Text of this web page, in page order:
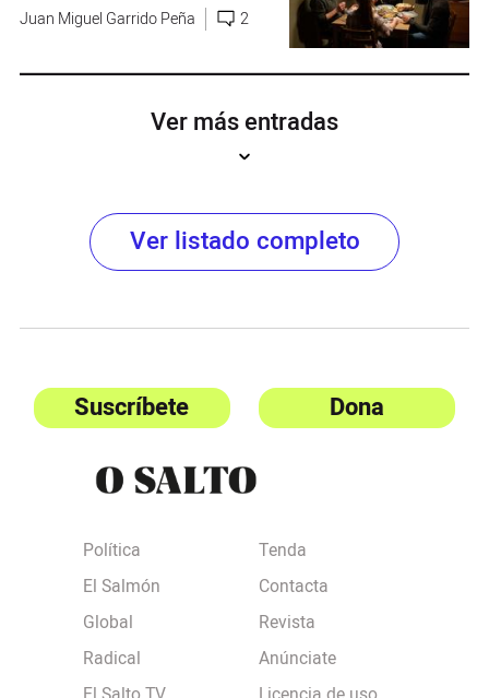
Juan Miguel Garrido Peña 2
Ver más entradas
Ver listado completo
Suscríbete Dona
Política
El Salmón
Global
Radical
Tenda
Contacta
Revista
Anúnciate